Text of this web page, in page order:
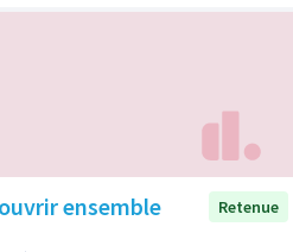
ensemble Retenue